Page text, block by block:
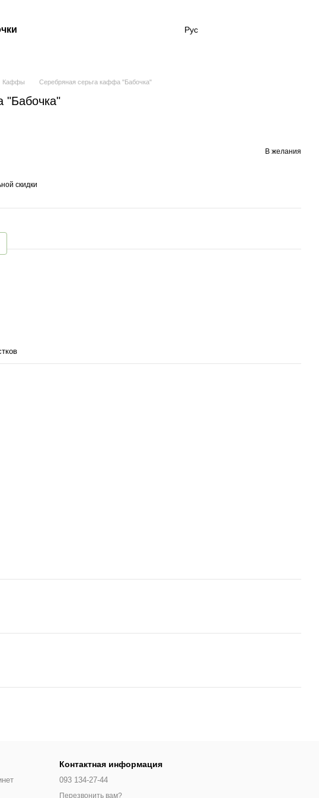
Рус
Каффы Серебряная серьга каффа "Бабочка"
"Бабочка"
В желания
скидки
Контактная информация
093 134-27-44
Перезвонить вам?